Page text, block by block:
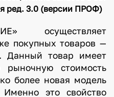
ред. 3.0 (версии ПРОФ)
осуществляет
покупных товаров —
Данный товар имеет
рыночную стоимость
более новая модель
это свойство